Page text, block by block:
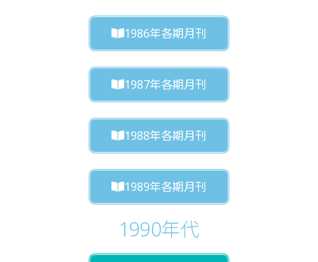
1986年各期月刊
1987年各期月刊
1988年各期月刊
1989年各期月刊
1990年代